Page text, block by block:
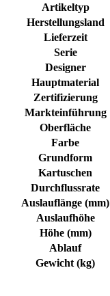
Artikeltyp
Herstellungsland
Lieferzeit
Serie
Designer
Hauptmaterial
Zertifizierung
Markteinführung
Oberfläche
Farbe
Grundform
Kartuschen
Durchflussrate
Auslauflänge (mm)
Auslaufhöhe
Höhe (mm)
Ablauf
Gewicht (kg)